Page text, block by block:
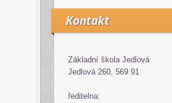
Kontakt
Základní škola Jedlová
Jedlová 260, 569 91
ředitelna: